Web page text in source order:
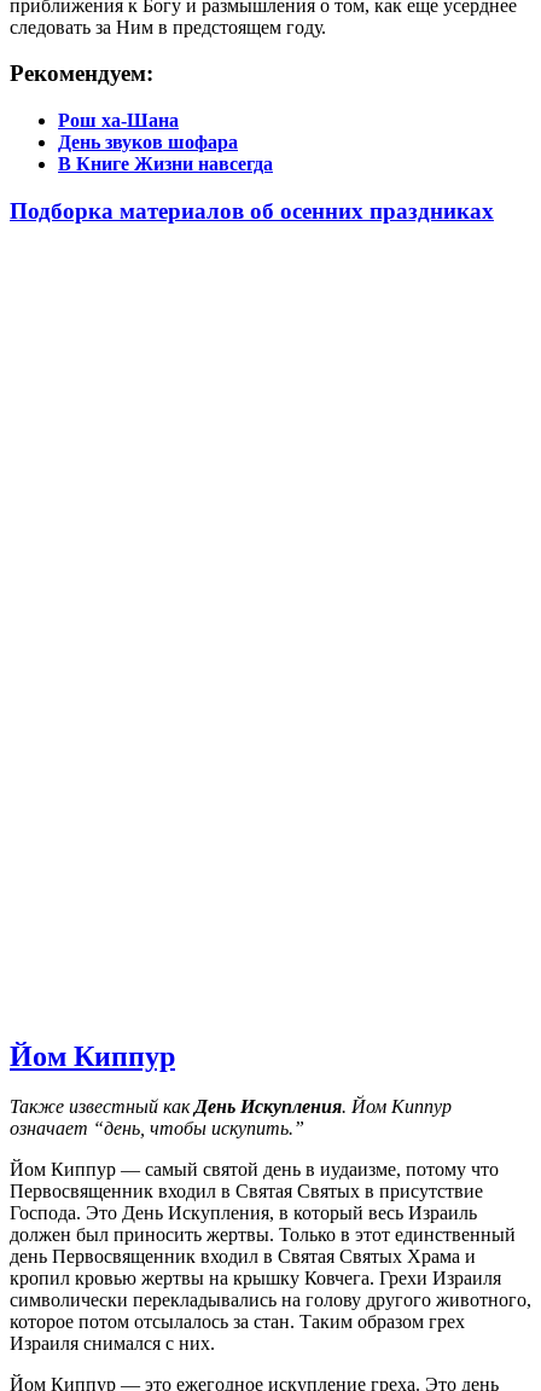
приближения к Богу и размышления о том, как еще усерднее
следовать за Ним в предстоящем году.
Рекомендуем:
Рош ха-Шана
День звуков шофара
В Книге Жизни навсегда
Подборка материалов об осенних праздниках
Йом Киппур
Также известный какДень Искупления. Йом Киппур
означает “день, чтобы искупить.”
Йом Киппур — самый святой день в иудаизме, потому что
Первосвященник входил в Святая Святых в присутствие
Господа. Это День Искупления, в который весь Израиль
должен был приносить жертвы. Только в этот единственный
день Первосвященник входил в Святая Святых Храма и
кропил кровью жертвы на крышку Ковчега. Грехи Израиля
символически перекладывались на голову другого животного,
которое потом отсылалось за стан. Таким образом грех
Израиля снимался с них.
Йом Киппур — это ежегодное искупление греха. Это день